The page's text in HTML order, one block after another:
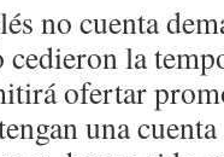
no cuenta
la
ofertar
una